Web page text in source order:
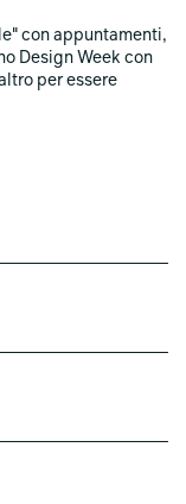
con appuntamenti,
Design Week con
per essere